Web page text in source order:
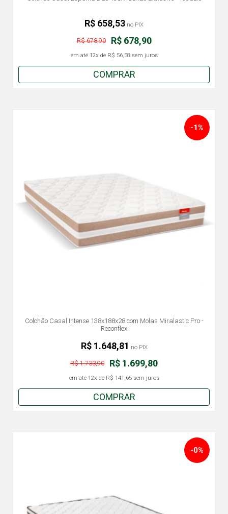
R$ 678,90
R$ 678,90
em até 12x de R$ 56,58 sem juros
R$ 658,53 no PIX
COMPRAR
Colchão Casal Intense 138x188x28 com Molas Miralastic Pro -
Reconflex
-1%
R$ 1.699,80
R$ 1.733,90
em até 12x de R$ 141,65sem juros
R$ 1.648,81 no PIX
COMPRAR
-0%